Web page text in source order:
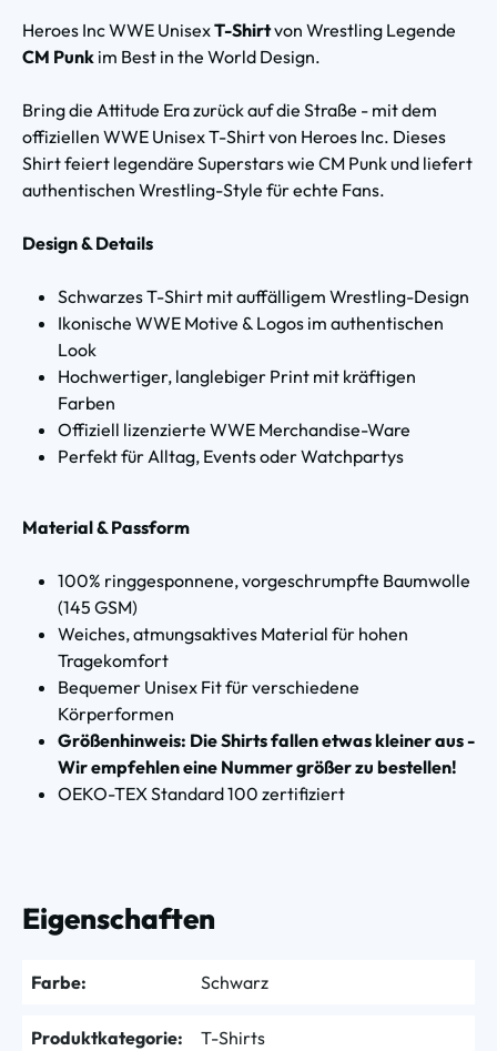
Heroes Inc WWE UnisexT-Shirtvon Wrestling Legende
CM Punk im Best in the World Design.
Bring die Attitude Era zurück auf die Straße - mit dem
offiziellen WWE Unisex T-Shirt von Heroes Inc. Dieses
Shirt feiert legendäre Superstars wie CM Punk und liefert
authentischen Wrestling-Style für echte Fans.
Design & Details
Schwarzes T-Shirt mit auffälligem Wrestling-Design
Ikonische WWE Motive & Logos im authentischen
Look
Hochwertiger, langlebiger Print mit kräftigen
Farben
Offiziell lizenzierte WWE Merchandise-Ware
Perfekt für Alltag, Events oder Watchpartys
Material & Passform
100% ringgesponnene, vorgeschrumpfte Baumwolle
(145 GSM)
Weiches, atmungsaktives Material für hohen
Tragekomfort
Bequemer Unisex Fit für verschiedene
Körperformen
Größenhinweis: Die Shirts fallen etwas kleiner aus -
Wir empfehlen eine Nummer größer zu bestellen!
OEKO-TEX Standard 100 zertifiziert
Eigenschaften
Farbe: Schwarz
Produktkategorie: T-Shirts